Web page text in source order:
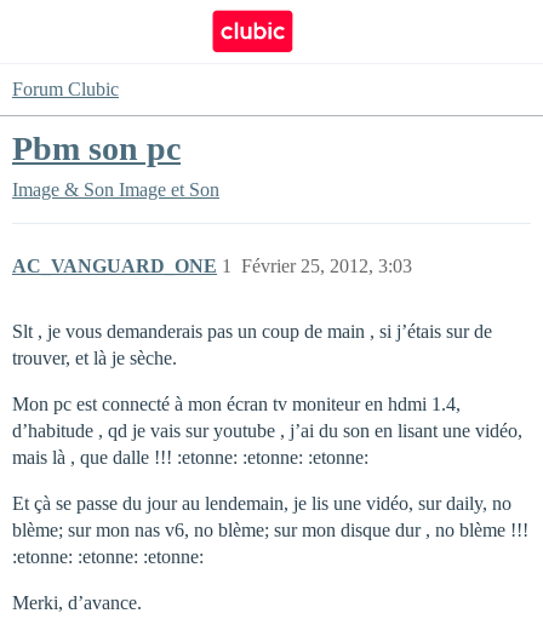
Forum Clubic
Pbm son pc
Image & Son Image et Son
AC_VANGUARD_ONE Février 25, 2012, 3:03
1
Slt , je vous demanderais pas un coup de main , si j’étais sur de
trouver, et là je sèche.
Mon pc est connecté à mon écran tv moniteur en hdmi 1.4,
d’habitude , qd je vais sur youtube , j’ai du son en lisant une vidéo,
mais là , que dalle !!! :etonne: :etonne: :etonne:
Et çà se passe du jour au lendemain, je lis une vidéo, sur daily, no
blème; sur mon nas v6, no blème; sur mon disque dur , no blème !!!
:etonne: :etonne: :etonne:
Merki, d’avance.